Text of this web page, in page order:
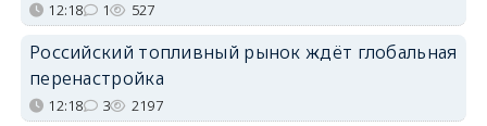
12:18 1 527
Российский топливный рынок ждёт глобальная
перенастройка
12:18 3 2197